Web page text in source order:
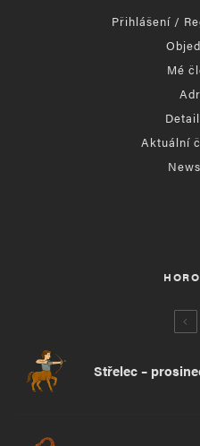
Přihlášení /
Mé
Aktuální
Střelec –